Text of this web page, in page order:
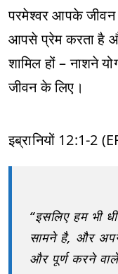
परमेश्वर आपके जीवन
आपसे प्रेम करता है
शामिल हों – नाशने
जीवन के लिए।
इब्रानियों 12:1-2
“इसलिए हम भी
सामने है, और
और पूर्ण करने